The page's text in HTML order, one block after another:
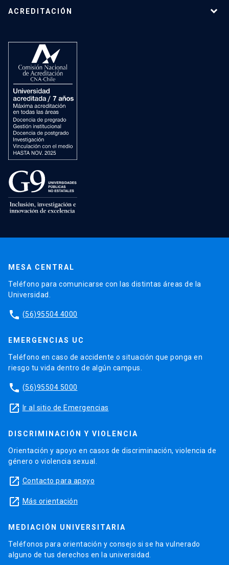
ACREDITACIÓN
MESA CENTRAL
Teléfono para comunicarse con las distintas áreas de la
Universidad.
phone (56)95504 4000
EMERGENCIAS UC
Teléfono en caso de accidente o situación que ponga en
riesgo tu vida dentro de algún campus.
phone (56)95504 5000
launch Ir al sitio de Emergencias
DISCRIMINACIÓN Y VIOLENCIA
Orientación y apoyo en casos de discriminación, violencia de
género o violencia sexual.
launch Contacto para apoyo
launch Más orientación
MEDIACIÓN UNIVERSITARIA
Teléfonos para orientación y consejo si se ha vulnerado
alguno de tus derechos en la universidad.